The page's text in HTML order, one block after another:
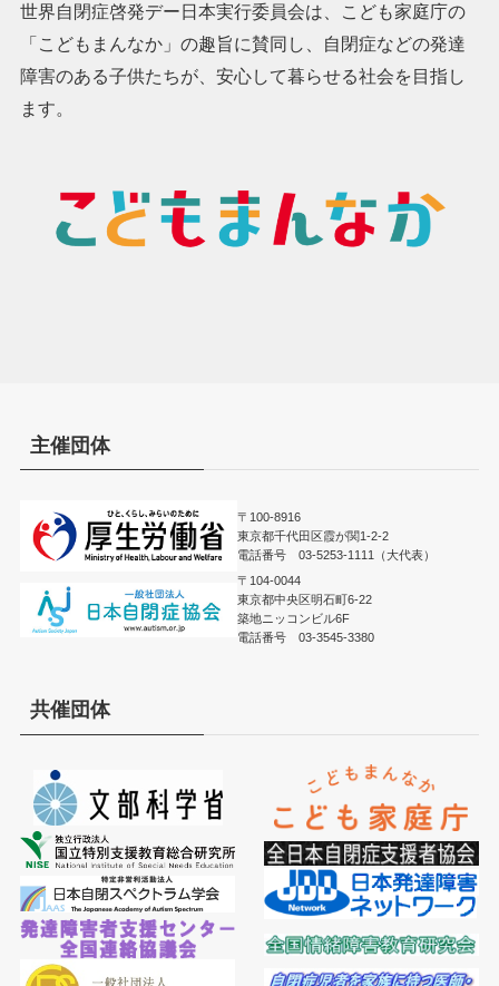
世界自閉症啓発デー日本実行委員会は、こども家庭庁の
「こどもまんなか」の趣旨に賛同し、自閉症などの発達
障害のある子供たちが、安心して暮らせる社会を目指し
ます。
主催団体
〒100-8916
東京都千代田区霞が関1-2-2
電話番号 03-5253-1111（大代表）
〒104-0044
東京都中央区明石町6-22
築地ニッコンビル6F
電話番号 03-3545-3380
共催団体